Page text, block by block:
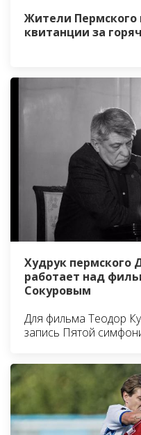
Жители Пермского
квитанции за
Худрук пермского
работает над
Сокуровым
Для фильма Теодор
запись Пятой